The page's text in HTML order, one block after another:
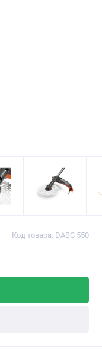
Код товара: DABC 550